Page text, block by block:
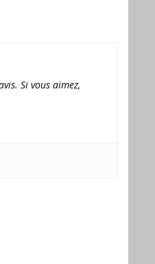
Si vous aimez,